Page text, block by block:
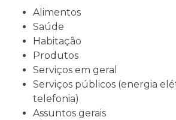
Alimentos
Saúde
Habitação
Produtos
Serviços em geral
Serviços públicos (energia
telefonia)
Assuntos gerais